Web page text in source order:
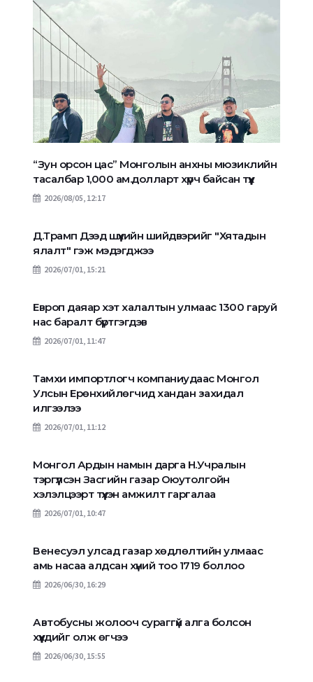
“Зун орсон цас” Монголын анхны мюзиклийн
тасалбар 1,000 ам.долларт хүрч байсан түүх
2026/08/05, 12:17
Д.Трамп Дээд шүүхийн шийдвэрийг "Хятадын
ялалт" гэж мэдэгджээ
2026/07/01, 15:21
Европ даяар хэт халалтын улмаас 1300 гаруй
нас баралт бүртгэгдэв
2026/07/01, 11:47
Тамхи импортлогч компаниудаас Монгол
Улсын Ерөнхийлөгчид хандан захидал
илгээлээ
2026/07/01, 11:12
Монгол Ардын намын дарга Н.Учралын
тэргүүлсэн Засгийн газар Оюутолгойн
хэлэлцээрт түүхэн амжилт гаргалаа
2026/07/01, 10:47
Венесуэл улсад газар хөдлөлтийн улмаас
амь насаа алдсан хүний тоо 1719 боллоо
2026/06/30, 16:29
Автобусны жолооч сураггүй алга болсон
хүүхдийг олж өгчээ
2026/06/30, 15:55